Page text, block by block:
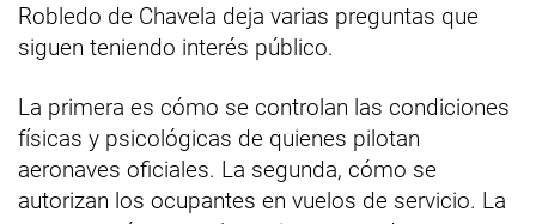
Robledo de Chavela deja varias preguntas que
siguen teniendo interés público.
La primera es cómo se controlan las condiciones
físicas y psicológicas de quienes pilotan
aeronaves oficiales. La segunda, cómo se
autorizan los ocupantes en vuelos de servicio. La